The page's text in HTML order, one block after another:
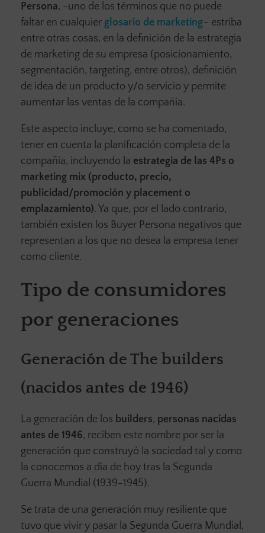
Persona, -uno de los términos que no puede
faltar en cualquier glosario de marketing– estriba
entre otras cosas, en la definición de la estrategia
de marketing de su empresa (posicionamiento,
segmentación, targeting, entre otros), definición
de idea de un producto y/o servicio y permite
aumentar las ventas de la compañía.
Este aspecto incluye, como se ha comentado,
tener en cuenta la planificación completa de la
compañía, incluyendo la estrategia de las 4Ps o
marketing mix (producto, precio,
publicidad/promoción y placement o
emplazamiento). Ya que, por el lado contrario,
también existen los Buyer Persona negativos que
representan a los que no desea la empresa tener
como cliente.
Tipo de consumidores
por generaciones
Generación de The builders
(nacidos antes de 1946)
La generación de los builders, personas nacidas
antes de 1946, reciben este nombre por ser la
generación que construyó la sociedad tal y como
la conocemos a día de hoy tras la Segunda
Guerra Mundial (1939-1945).
Se trata de una generación muy resiliente que
tuvo que vivir y pasar la Segunda Guerra Mundial,